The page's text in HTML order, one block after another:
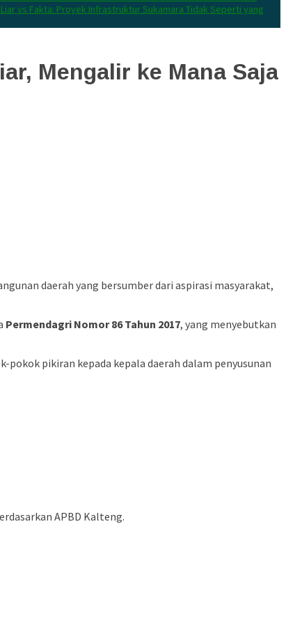
Liar vs Fakta: Proyek Infrastruktur Sukamara Tidak Seperti yang
Mengalir ke Mana Saja
daerah yang bersumber dari aspirasi masyarakat,
Permendagri Nomor 86 Tahun 2017, yang menyebutkan
pokok pikiran kepada kepala daerah dalam penyusunan
APBD Kalteng.